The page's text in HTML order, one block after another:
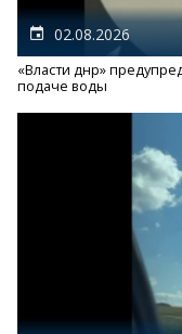
02.08.2026
«Власти днр»
подаче воды